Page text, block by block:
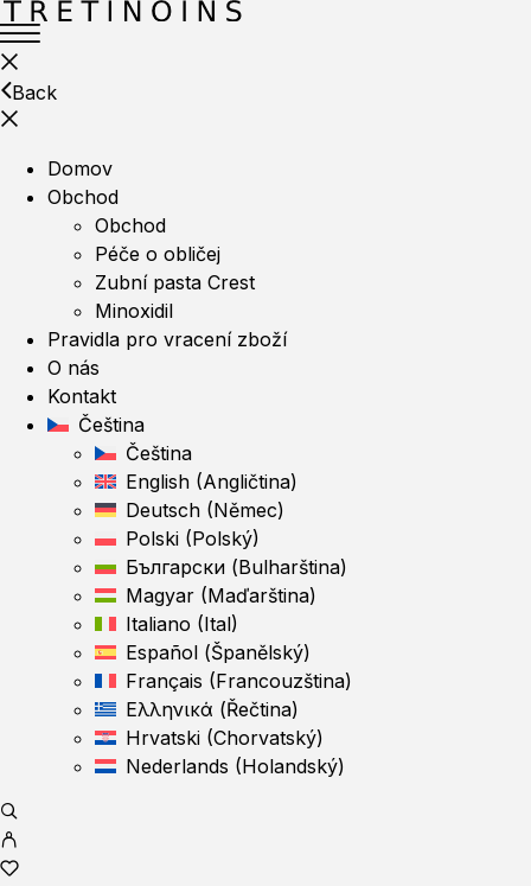
Back
Domov
Obchod
Obchod
Péče o obličej
Zubní pasta Crest
Minoxidil
Pravidla pro vracení zboží
O nás
Kontakt
Čeština
Čeština
English (Angličtina)
Deutsch (Němec)
Polski (Polský)
Български (Bulharština)
Magyar (Maďarština)
Italiano (Ital)
Español (Španělský)
Français (Francouzština)
Ελληνικά (Řečtina)
Hrvatski (Chorvatský)
Nederlands (Holandský)